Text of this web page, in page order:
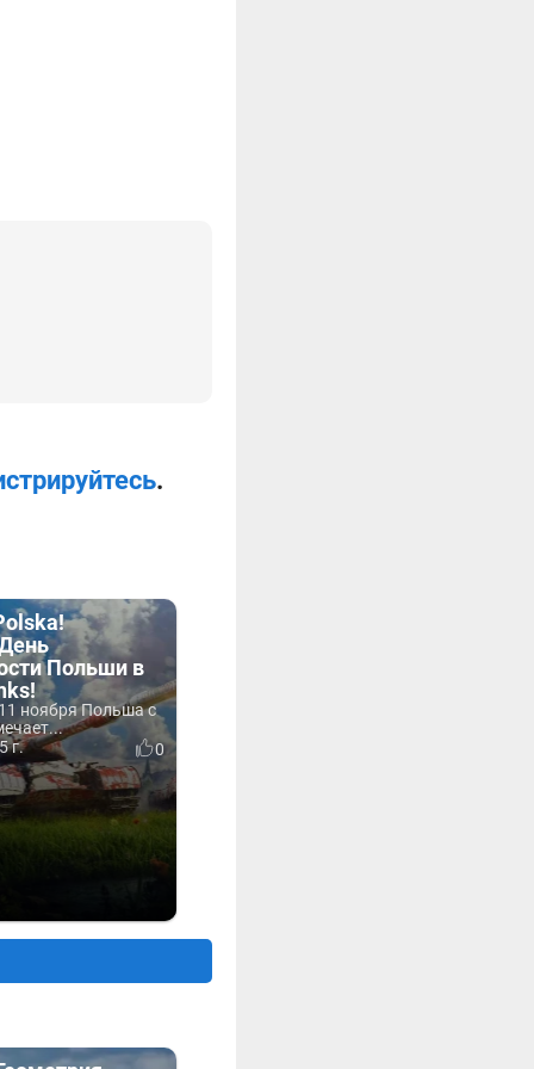
.
Польши в
ноября Польша с
г.
0